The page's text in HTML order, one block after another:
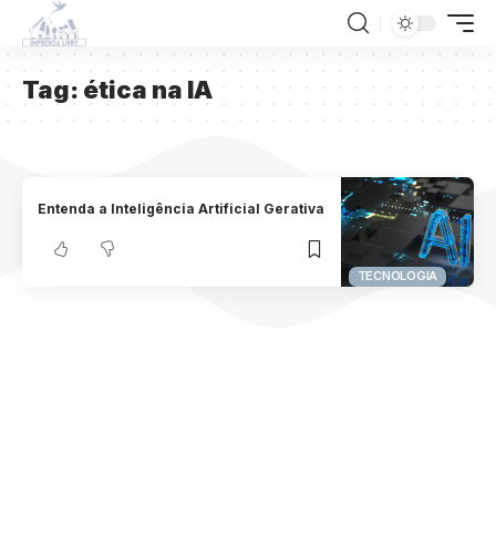
Tag: ética na IA
TECNOLOGIA
Entenda a Inteligência Artificial Gerativa